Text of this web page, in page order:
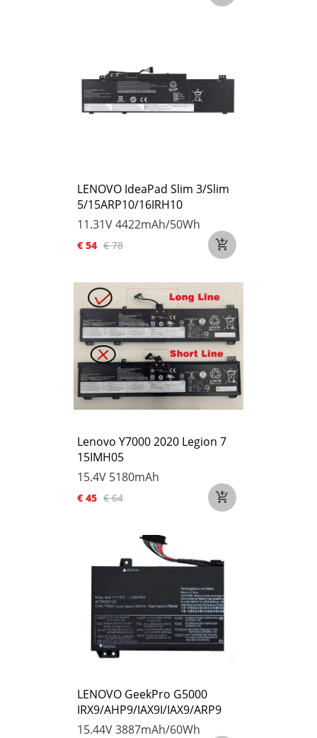
LENOVO IdeaPad Slim 3/Slim
5/15ARP10/16IRH10
11.31V4422mAh/50Wh
€ 54 € 78
Lenovo Y7000 2020 Legion 7
15IMH05
15.4V 5180mAh
€ 45 € 64
LENOVO GeekPro G5000
IRX9/AHP9/IAX9I/IAX9/ARP9
15.44V3887mAh/60Wh